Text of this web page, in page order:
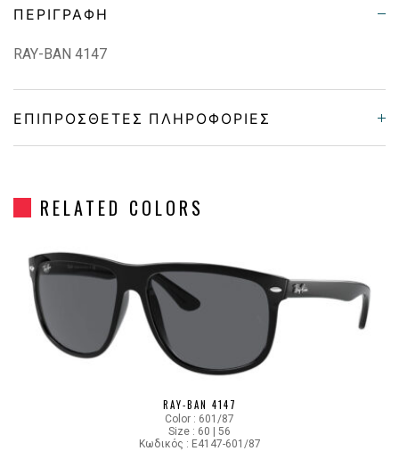
ΠΕΡΙΓΡΑΦΉ
RAY-BAN 4147
ΕΠΙΠΡΌΣΘΕΤΕΣ ΠΛΗΡΟΦΟΡΊΕΣ
Gender Unisex
Material Κοκκάλινο
Color BLACK
Lens Color GRADIENT BROWN
RELATED COLORS
RAY-BAN 4147
Color : 601/87
Size : 60 | 56
Κωδικός : E4147-601/87